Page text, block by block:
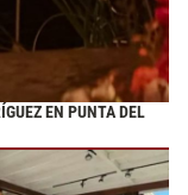
EN PUNTA DEL